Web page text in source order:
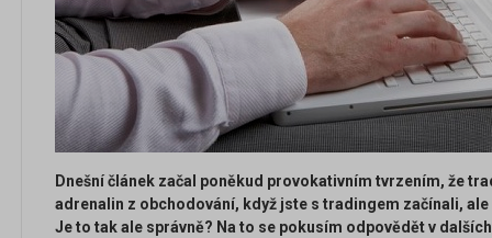
Dnešní článek začal poněkud provokativním tvrzením, že
adrenalin z obchodování, když jste s tradingem začínali,
Je to tak ale správně? Na to se pokusím odpovědět v